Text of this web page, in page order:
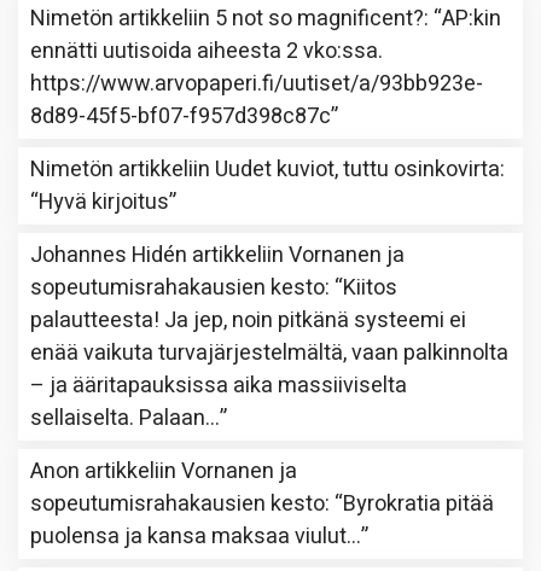
Nimetön artikkeliin 5 not so magnificent?: “AP:kin
ennätti uutisoida aiheesta 2 vko:ssa.
https://www.arvopaperi.fi/uutiset/a/93bb923e-
8d89-45f5-bf07-f957d398c87c”
Nimetön artikkeliin Uudet kuviot, tuttu osinkovirta:
“Hyvä kirjoitus”
Johannes Hidén artikkeliinVornanen ja
sopeutumisrahakausien kesto: “Kiitos
palautteesta! Ja jep, noin pitkänä systeemi ei
enää vaikuta turvajärjestelmältä, vaan palkinnolta
– ja ääritapauksissa aika massiiviselta
sellaiselta. Palaan…”
Anon artikkeliinVornanen ja
sopeutumisrahakausien kesto: “Byrokratia pitää
puolensa ja kansa maksaa viulut…”